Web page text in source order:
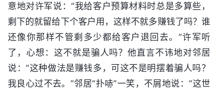
意地对许军说：“我给客户预算材料时总是多算些，
剩下的就留给下个客户用，这样不就多赚钱了吗？谁
还像你那样不管剩多少都给客户退回去。”许军听
了，心想：这不就是骗人吗？他直言不讳地对邻居
说：“这种做法是赚钱多，可这不是明摆着骗人吗？
我良心过不去。”邻居“扑哧”一笑，不屑地说：“这世